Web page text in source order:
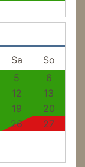
Sa
So
5
6
12
13
19
20
26
27